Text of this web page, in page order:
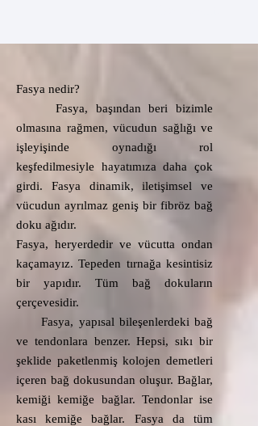
Fasya nedir?​
Fasya, başından beri bizimle
olmasına rağmen, vücudun sağlığı ve
işleyişinde oynadığı rol
keşfedilmesiyle hayatımıza daha çok
girdi. Fasya dinamik, iletişimsel ve
vücudun ayrılmaz geniş bir fibröz bağ
doku ağıdır.
Fasya, heryerdedir ve vücutta ondan
kaçamayız. Tepeden tırnağa kesintisiz
bir yapıdır. Tüm bağ dokuların
çerçevesidir.​
Fasya, yapısal bileşenlerdeki bağ
ve tendonlara benzer. Hepsi, sıkı bir
şeklide paketlenmiş kolojen demetleri
içeren bağ dokusundan oluşur. Bağlar,
kemiği kemiğe bağlar. Tendonlar ise
kası kemiğe bağlar. Fasya da tüm